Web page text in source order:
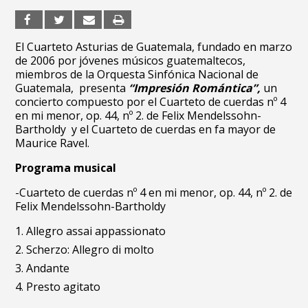
El Cuarteto Asturias de Guatemala, fundado en marzo
de 2006 por jóvenes músicos guatemaltecos,
miembros de la Orquesta Sinfónica Nacional de
Guatemala, presenta “Impresión Romántica”, un
concierto compuesto por el Cuarteto de cuerdas nº 4
en mi menor, op. 44, nº 2. de Felix Mendelssohn-
Bartholdy y el Cuarteto de cuerdas en fa mayor de
Maurice Ravel.
Programa musical
-Cuarteto de cuerdas nº 4 en mi menor, op. 44, nº 2. de
Felix Mendelssohn-Bartholdy
Allegro assai appassionato
Scherzo: Allegro di molto
Andante
Presto agitato